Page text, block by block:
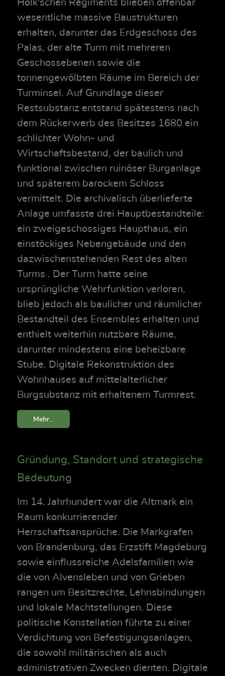
Holk'schen Regiments blieben offenbar
wesentliche massive Baustrukturen
erhalten, darunter das Erdgeschoss des
Palas, der alte Turm mit mehreren
Geschossebenen sowie die
tonnengewölbten Räume im Bereich der
Turminsel. Auf Grundlage dieser
Restsubstanz entstand spätestens nach
dem Rückerwerb des Besitzes 1680 ein
schlichter Wohn- und
Wirtschaftsbestand, der baulich und
funktional zwischen ruinöser Burganlage
und späterem barockem Schloss
vermittelt. Die archivalisch überlieferte
Anlage umfasste drei Hauptbestandteile:
ein zweigeschossiges Haupthaus, ein
einstöckiges Nebengebäude und den
dazwischenstehenden Rest des alten
Turms . Der Turm hatte seine
ursprüngliche Wehrfunktion verloren,
blieb jedoch als baulicher und räumlicher
Bestandteil des Ensembles erhalten und
enthielt weiterhin nutzbare Räume,
darunter mindestens eine beheizbare
Stube. Digitale Rekonstruktion des
Wohnhauses auf mittelalterlicher
Burgsubstanz mit erhaltenem Turmrest.
Mehr...
Gründung, Standort und strategische
Bedeutung
Im 14. Jahrhundert war die Altmark ein
Raum konkurrierender
Herrschaftsansprüche. Die Markgrafen
von Brandenburg, das Erzstift Magdeburg
sowie einflussreiche Adelsfamilien wie
die von Alvensleben und von Grieben
rangen um Besitzrechte, Lehnsbindungen
und lokale Machtstellungen. Diese
politische Konstellation führte zu einer
Verdichtung von Befestigungsanlagen,
die sowohl militärischen als auch
administrativen Zwecken dienten. Digitale